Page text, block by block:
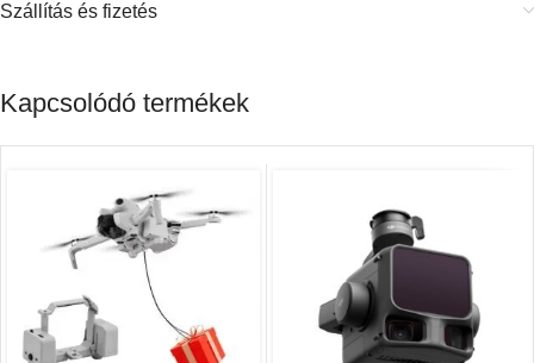
Szállítás és fizetés
Kapcsolódó termékek